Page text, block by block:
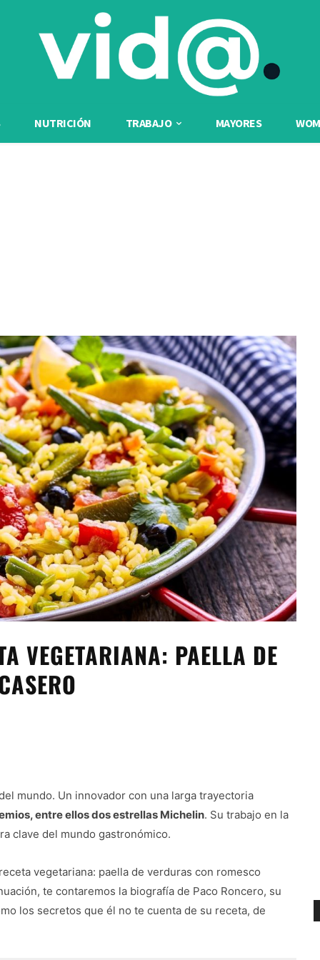
NUTRICIÓN TRABAJO MAYORES
VEGETARIANA: PAELLA DE
mundo. Un innovador con una larga trayectoria
entre ellos dos estrellas Michelin. Su trabajo en la
clave del mundo gastronómico.
vegetariana: paella de verduras con romesco
te contaremos la biografía de Paco Roncero, su
los secretos que él no te cuenta de su receta, de